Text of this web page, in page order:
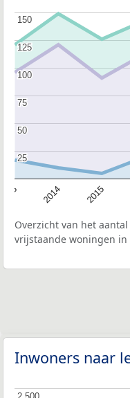
2014 2015
25
25
50
50
75
75
100
100
125
125
150
150
Overzicht van het
vrijstaande woningen in
Inwoners naar